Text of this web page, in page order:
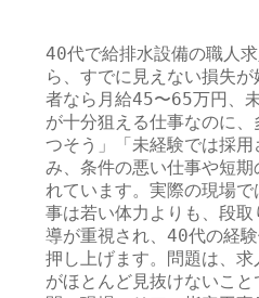
40代で給排水設備の職人
ら、すでに見えない損失
者なら月給45〜65万円、
が十分狙える仕事なのに
つそう」「未経験では採
み、条件の悪い仕事や短
れています。実際の現場
事は若い体力よりも、段
導が重視され、40代の経
押し上げます。問題は、
がほとんど見抜けないこ